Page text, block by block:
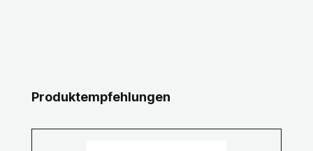
Produktgalerie überspringen
Produktempfehlungen